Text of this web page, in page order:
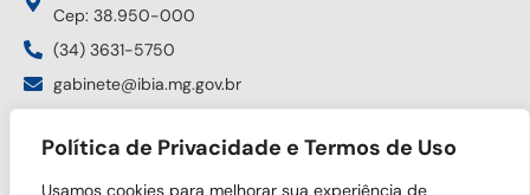
Política de Privacidade e Termos de Uso
Usamos cookies para melhorar sua experiência de
Cep: 38.950-000
(34) 3631-5750
gabinete@ibia.mg.gov.br